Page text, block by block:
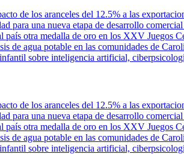
de los aranceles del 12.5% a las
para una nueva etapa de desarrollo
otra medalla de oro en los XXV Juegos
de agua potable en las comunidades de
sobre inteligencia artificial,
de los aranceles del 12.5% a las
para una nueva etapa de desarrollo
otra medalla de oro en los XXV Juegos
de agua potable en las comunidades de
sobre inteligencia artificial,